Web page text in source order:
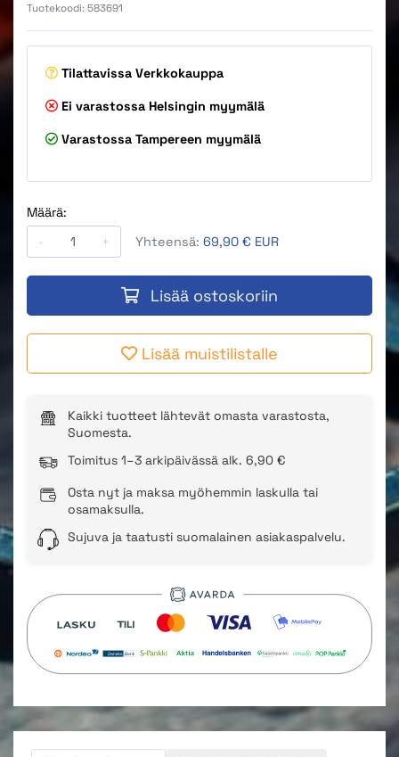
Tuotekoodi: 583691
Tilattavissa Verkkokauppa
Ei varastossa Helsingin myymälä
Varastossa Tampereen myymälä
Määrä:
-
+ Yhteensä: 69,90 € EUR
Lisää ostoskoriin
Lisää muistilistalle
Kaikki tuotteet lähtevät omasta varastosta,
Suomesta.
Toimitus 1–3 arkipäivässä alk. 6,90 €
Osta nyt ja maksa myöhemmin laskulla tai
osamaksulla.
Sujuva ja taatusti suomalainen asiakaspalvelu.